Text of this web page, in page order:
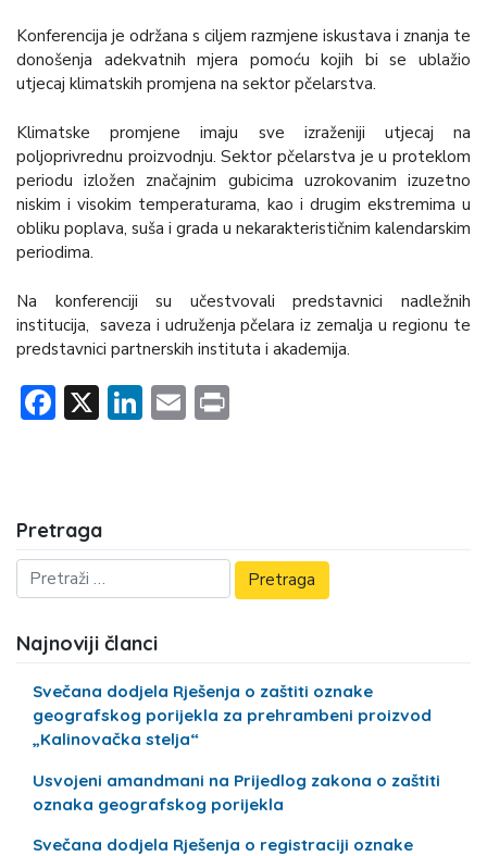
Konferencija je održana s ciljem razmjene iskustava i znanja te
donošenja adekvatnih mjera pomoću kojih bi se ublažio
utjecaj klimatskih promjena na sektor pčelarstva.
Klimatske promjene imaju sve izraženiji utjecaj na
poljoprivrednu proizvodnju. Sektor pčelarstva je u proteklom
periodu izložen značajnim gubicima uzrokovanim izuzetno
niskim i visokim temperaturama, kao i drugim ekstremima u
obliku poplava, suša i grada u nekarakterističnim kalendarskim
periodima.
Na konferenciji su učestvovali predstavnici nadležnih
institucija, saveza i udruženja pčelara iz zemalja u regionu te
predstavnici partnerskih instituta i akademija.
Facebook
X LinkedIn
Email
Pretraga
Najnoviji članci
Svečana dodjela Rješenja o zaštiti oznake
geografskog porijekla za prehrambeni proizvod
„Kalinovačka stelja“
Usvojeni amandmani na Prijedlog zakona o zaštiti
oznaka geografskog porijekla
Svečana dodjela Rješenja o registraciji oznake